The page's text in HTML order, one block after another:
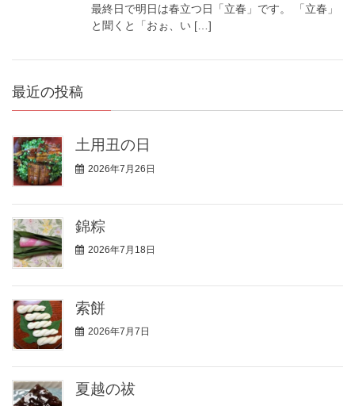
最終日で明日は春立つ日「立春」です。 「立春」
と聞くと「おぉ、い […]
最近の投稿
土用丑の日
2026年7月26日
錦粽
2026年7月18日
索餅
2026年7月7日
夏越の祓